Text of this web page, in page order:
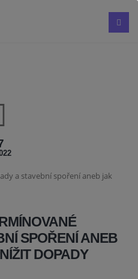
SPOŘENÍ ANEB
DOPADY